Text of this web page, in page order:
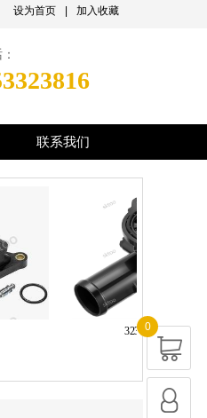
设为首页 加入收藏
联系我们
3230560